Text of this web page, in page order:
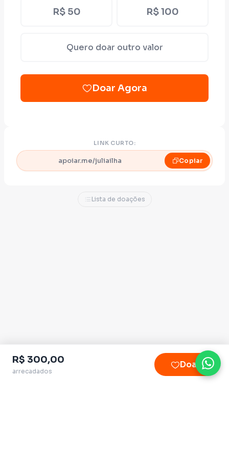
pensarmos em futuro sem água e ar de
qualidade, eles são essenciais para a
o que é natural torna nossa vida mais feliz - e
R$ 50 R$ 100
Quero doar outro valor
Doar Agora
LINK CURTO:
apoiar.me/juliailha Copiar
Lista de doações
R$ 300,00
arrecadados
Doar